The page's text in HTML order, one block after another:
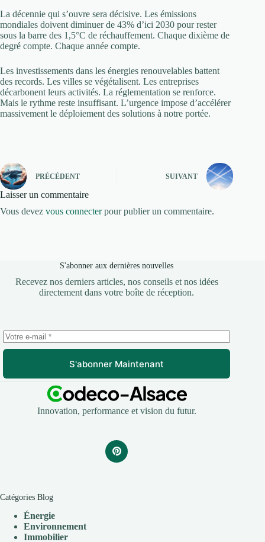
La décennie qui s’ouvre sera décisive. Les émissions
mondiales doivent diminuer de 43% d’ici 2030 pour rester
sous la barre des 1,5°C de réchauffement. Chaque dixième de
degré compte. Chaque année compte.
Les investissements dans les énergies renouvelables battent
des records. Les villes se végétalisent. Les entreprises
décarbonent leurs activités. La réglementation se renforce.
Mais le rythme reste insuffisant. L’urgence impose d’accélérer
massivement le déploiement des solutions à notre portée.
PRÉCÉDENT SUIVANT
Laisser un commentaire
Vous devez vous connecterpour publier un commentaire.
S'abonner aux dernières nouvelles
Recevez nos derniers articles, nos conseils et nos idées
directement dans votre boîte de réception.
S'abonner Maintenant
Innovation, performance et vision du futur.
Catégories Blog
Énergie
Environnement
Immobilier